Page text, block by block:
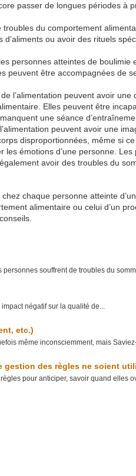
passer de longues périodes à
du comportement
ou avoir des rituels
personnes atteintes de boulimie
peuvent être accompagnées de
l’alimentation peuvent avoir
Elles peuvent être
une séance
peuvent avoir une
disproportionnées, même si ce
les émotions d’une personne.
avoir des troubles du
chaque personne atteinte
alimentaire ou celui d’un
souffrent de troubles du
négatif sur la qualité de...
etc.)
même inconsciemment, mais
des règles ne soient
pour anticiper, savoir quand elles